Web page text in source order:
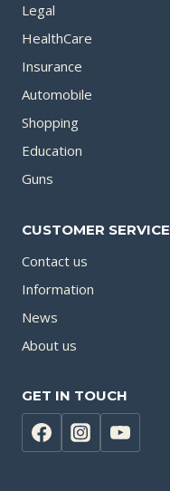
Legal
HealthCare
Insurance
Automobile
Shopping
Education
Guns
CUSTOMER SERVICE
Contact us
Information
News
About us
GET IN TOUCH